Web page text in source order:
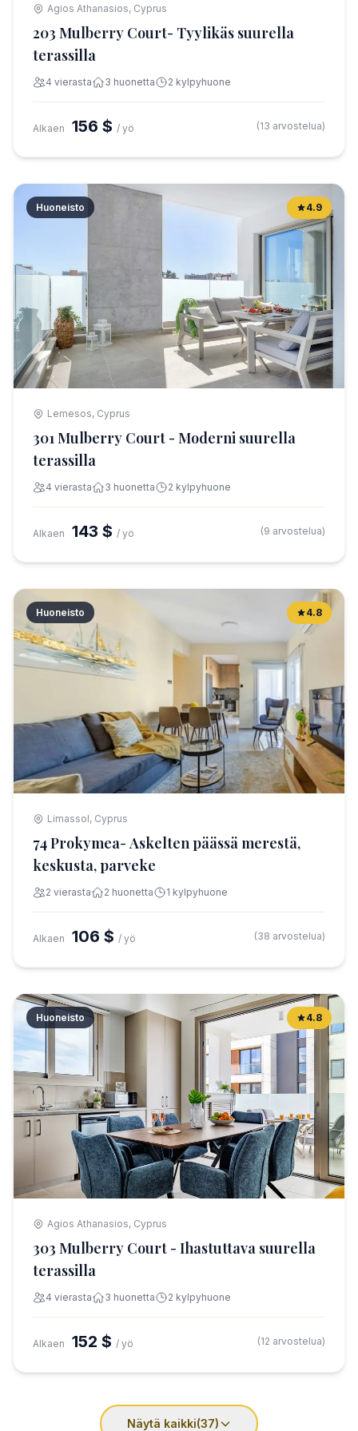
Agios Athanasios, Cyprus
203 Mulberry Court- Tyylikäs suurella
terassilla
4 vierasta 3 huonetta 2 kylpyhuone
Alkaen 156 $ / yö (13 arvostelua)
Huoneisto 4.9
Lemesos, Cyprus
301 Mulberry Court - Moderni suurella
terassilla
4 vierasta 3 huonetta 2 kylpyhuone
Alkaen 143 $ / yö (9 arvostelua)
Huoneisto 4.8
Limassol, Cyprus
74 Prokymea- Askelten päässä merestä,
keskusta, parveke
2 vierasta 2 huonetta 1 kylpyhuone
Alkaen 106 $ / yö (38 arvostelua)
Huoneisto 4.8
Agios Athanasios, Cyprus
303 Mulberry Court - Ihastuttava suurella
terassilla
4 vierasta 3 huonetta 2 kylpyhuone
Alkaen 152 $ / yö (12 arvostelua)
Näytä kaikki(37)